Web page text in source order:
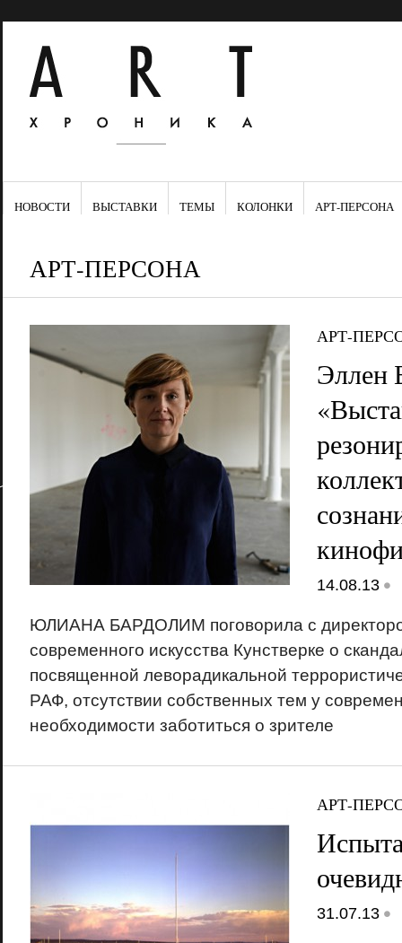
НОВОСТИ ВЫСТАВКИ ТЕМЫ КОЛОНКИ АРТ-ПЕРСОНА
АРТ-ПЕРСОНА
АРТ-
Эллен
14.08.13 •
ЮЛИАНА БАРДОЛИМ поговорила с
современного искусства Кунстверке о
посвященной леворадикальной
РАФ, отсутствии собственных тем у
необходимости заботиться о зрителе
АРТ-
31.07.13 •